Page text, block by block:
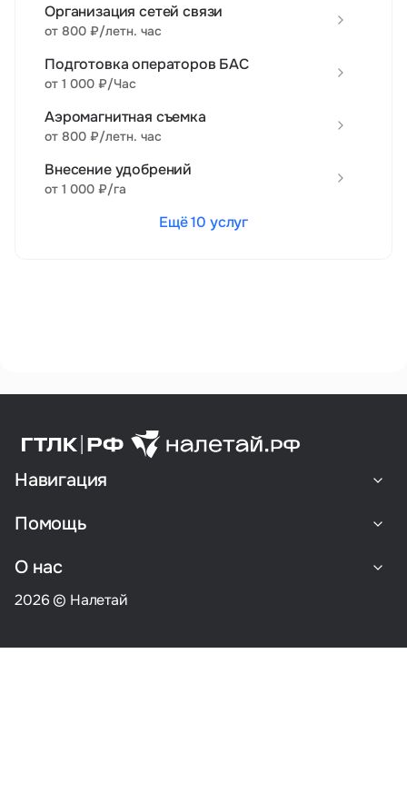
Организация сетей связи
от 800 ₽/летн. час
Подготовка операторов БАС
от 1 000 ₽/Час
Аэромагнитная съемка
от 800 ₽/летн. час
Внесение удобрений
от 1 000 ₽/га
Ещё 10 услуг
Навигация
Помощь
О нас
2026 © Налетай